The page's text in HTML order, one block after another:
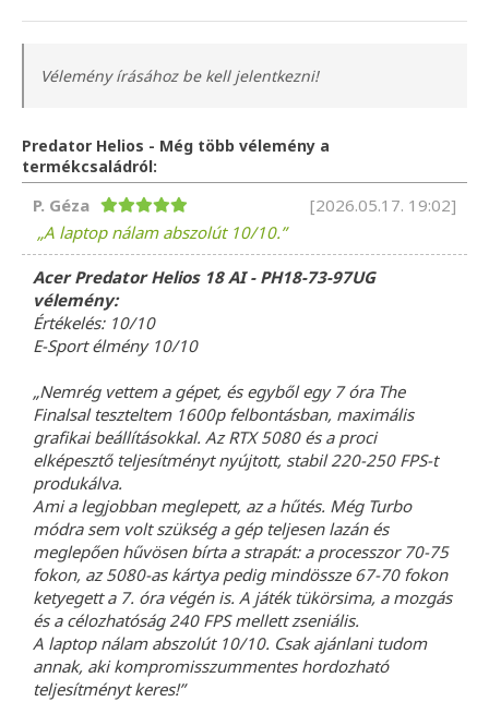
Vélemény írásához be kell jelentkezni!
Predator Helios - Még több vélemény a
termékcsaládról:
P. Géza
[2026.05.17. 19:02]
A laptop nálam abszolút 10/10.
Acer Predator Helios 18 AI - PH18-73-97UG
vélemény:
Értékelés: 10/10
E-Sport élmény 10/10
„Nemrég vettem a gépet, és egyből egy 7 óra The
Finalsal teszteltem 1600p felbontásban, maximális
grafikai beállításokkal. Az RTX 5080 és a proci
elképesztő teljesítményt nyújtott, stabil 220-250 FPS-t
produkálva.
Ami a legjobban meglepett, az a hűtés. Még Turbo
módra sem volt szükség a gép teljesen lazán és
meglepően hűvösen bírta a strapát: a processzor 70-75
fokon, az 5080-as kártya pedig mindössze 67-70 fokon
ketyegett a 7. óra végén is. A játék tükörsima, a mozgás
és a célozhatóság 240 FPS mellett zseniális.
A laptop nálam abszolút 10/10. Csak ajánlani tudom
annak, aki kompromisszummentes hordozható
teljesítményt keres!”